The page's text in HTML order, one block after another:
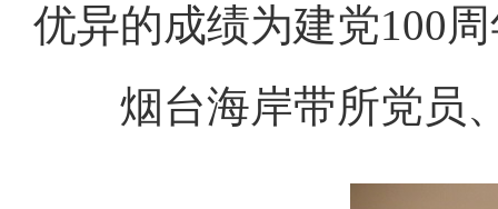
优异的成绩为建党100
烟台海岸带所党员、